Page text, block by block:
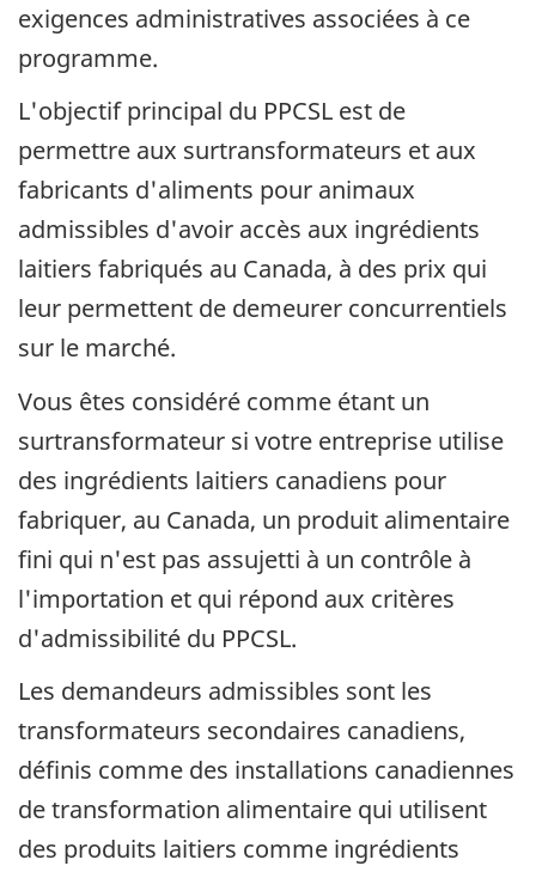
exigences administratives associées à ce
programme.
L'objectif principal du PPCSL est de
permettre aux surtransformateurs et aux
fabricants d'aliments pour animaux
admissibles d'avoir accès aux ingrédients
laitiers fabriqués au Canada, à des prix qui
leur permettent de demeurer concurrentiels
sur le marché.
Vous êtes considéré comme étant un
surtransformateur si votre entreprise utilise
des ingrédients laitiers canadiens pour
fabriquer, au Canada, un produit alimentaire
fini qui n'est pas assujetti à un contrôle à
l'importation et qui répond aux critères
d'admissibilité du PPCSL.
Les demandeurs admissibles sont les
transformateurs secondaires canadiens,
définis comme des installations canadiennes
de transformation alimentaire qui utilisent
des produits laitiers comme ingrédients